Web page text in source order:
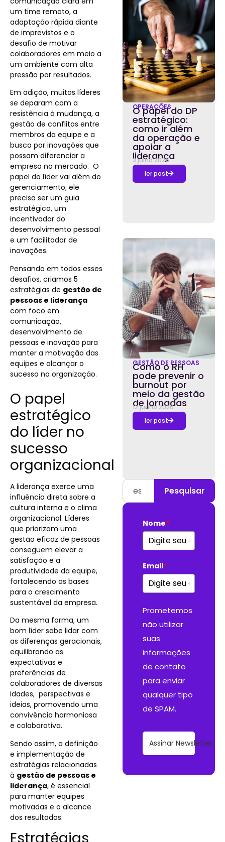
um time remoto, a
adaptação rápida diante
de imprevistos e o
desafio de motivar
colaboradores em meio a
um ambiente com alta
pressão por resultados.
Em adição, muitos líderes
se deparam com a
resistência à mudança, a
gestão de conflitos entre
membros da equipe e a
busca por inovações que
possam diferenciar a
empresa no mercado. O
papel do líder vai além do
gerenciamento; ele
precisa ser um guia
estratégico, um
incentivador do
desenvolvimento pessoal
e um facilitador de
inovações.
Pensando em todos esses
desafios, criamos 5
estratégias de gestão de
pessoas e liderança
com foco em
comunicação,
desenvolvimento de
pessoas e inovação para
manter a motivação das
equipes e alcançar o
sucesso na organização.
O papel
estratégico
do líder no
sucesso
organizacional
A liderança exerce uma
influência direta sobre a
cultura interna e o clima
organizacional. Líderes
que priorizam uma
gestão eficaz de pessoas
conseguem elevar a
satisfação e a
produtividade da equipe,
fortalecendo as bases
para o crescimento
sustentável da empresa.
Da mesma forma, um
bom líder sabe lidar com
as diferenças geracionais,
equilibrando as
expectativas e
preferências de
colaboradores de diversas
idades, perspectivas e
ideias, promovendo uma
convivência harmoniosa
e colaborativa.
Sendo assim, a definição
e implementação de
estratégias relacionadas
à gestão de pessoas e
liderança, é essencial
para manter equipes
motivadas e o alcance
dos resultados.
OPERAÇÕES
O papel do DP
estratégico:
como ir além
da operação e
apoiar a
liderança
3 julho 2026
ler post
GESTÃO DE PESSOAS
Como o RH
pode prevenir o
burnout por
meio da gestão
de jornadas
12 junho 2026
ler post
Pesquisar
Nome*
Email*
Prometemos
não utilizar
suas
informações
de contato
para enviar
qualquer tipo
de SPAM.
Assinar Newsletter